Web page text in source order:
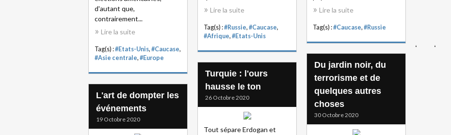
Lire la suite
Tag(s) :#Russie, #Caucase,
#Afrique, #Etats-Unis
Lire la suite
Tag(s) :#Caucase, #Russie
d'autant que,
contrairement...
Lire la suite
Tag(s) :#Etats-Unis, #Caucase,
#Asie centrale, #Europe
Du jardin noir, du
terrorisme et de
quelques autres
choses
30 Octobre 2020
Turquie : l'ours
hausse le ton
26 Octobre 2020
Tout sépare Erdogan et
L'art de dompter les
événements
19 Octobre 2020